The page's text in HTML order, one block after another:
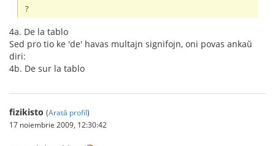
?
4a. De la tablo
Sed pro tio ke 'de' havas multajn signifojn, oni povas ankaŭ
diri:
4b. De sur la tablo
fizikisto (Arată profil)
17 noiembrie 2009, 12:30:42